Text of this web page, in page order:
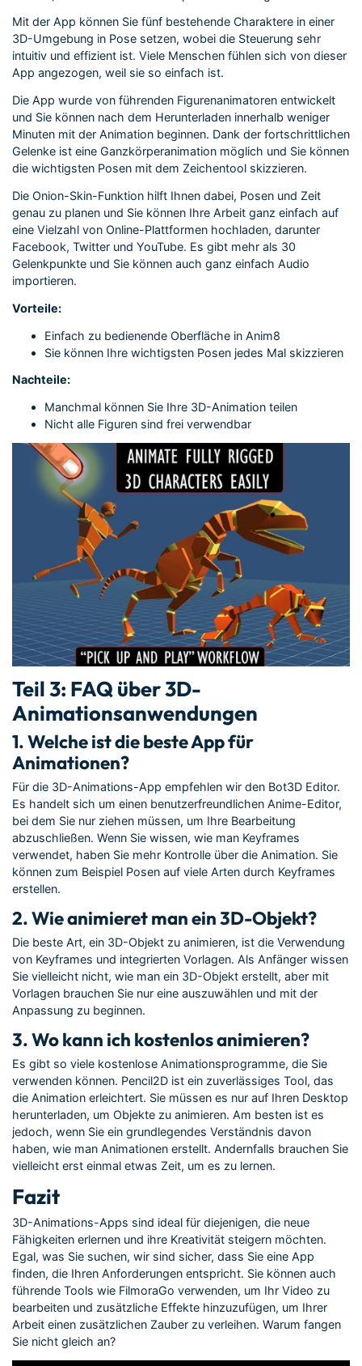
Mit der App können Sie fünf bestehende Charaktere in einer
3D-Umgebung in Pose setzen, wobei die Steuerung sehr
intuitiv und effizient ist. Viele Menschen fühlen sich von dieser
App angezogen, weil sie so einfach ist.
Die App wurde von führenden Figurenanimatoren entwickelt
und Sie können nach dem Herunterladen innerhalb weniger
Minuten mit der Animation beginnen. Dank der fortschrittlichen
Gelenke ist eine Ganzkörperanimation möglich und Sie können
die wichtigsten Posen mit dem Zeichentool skizzieren.
Die Onion-Skin-Funktion hilft Ihnen dabei, Posen und Zeit
genau zu planen und Sie können Ihre Arbeit ganz einfach auf
eine Vielzahl von Online-Plattformen hochladen, darunter
Facebook, Twitter und YouTube. Es gibt mehr als 30
Gelenkpunkte und Sie können auch ganz einfach Audio
importieren.
Vorteile:
Einfach zu bedienende Oberfläche in Anim8
Sie können Ihre wichtigsten Posen jedes Mal skizzieren
Nachteile:
Manchmal können Sie Ihre 3D-Animation teilen
Nicht alle Figuren sind frei verwendbar
Teil 3: FAQ über 3D-
Animationsanwendungen
1. Welche ist die beste App für
Animationen?
Für die 3D-Animations-App empfehlen wir den Bot3D Editor.
Es handelt sich um einen benutzerfreundlichen Anime-Editor,
bei dem Sie nur ziehen müssen, um Ihre Bearbeitung
abzuschließen. Wenn Sie wissen, wie man Keyframes
verwendet, haben Sie mehr Kontrolle über die Animation. Sie
können zum Beispiel Posen auf viele Arten durch Keyframes
erstellen.
2. Wie animieret man ein 3D-Objekt?
Die beste Art, ein 3D-Objekt zu animieren, ist die Verwendung
von Keyframes und integrierten Vorlagen. Als Anfänger wissen
Sie vielleicht nicht, wie man ein 3D-Objekt erstellt, aber mit
Vorlagen brauchen Sie nur eine auszuwählen und mit der
Anpassung zu beginnen.
3. Wo kann ich kostenlos animieren?
Es gibt so viele kostenlose Animationsprogramme, die Sie
verwenden können. Pencil2D ist ein zuverlässiges Tool, das
die Animation erleichtert. Sie müssen es nur auf Ihren Desktop
herunterladen, um Objekte zu animieren. Am besten ist es
jedoch, wenn Sie ein grundlegendes Verständnis davon
haben, wie man Animationen erstellt. Andernfalls brauchen Sie
vielleicht erst einmal etwas Zeit, um es zu lernen.
Fazit
3D-Animations-Apps sind ideal für diejenigen, die neue
Fähigkeiten erlernen und ihre Kreativität steigern möchten.
Egal, was Sie suchen, wir sind sicher, dass Sie eine App
finden, die Ihren Anforderungen entspricht. Sie können auch
führende Tools wie FilmoraGo verwenden, um Ihr Video zu
bearbeiten und zusätzliche Effekte hinzuzufügen, um Ihrer
Arbeit einen zusätzlichen Zauber zu verleihen. Warum fangen
Sie nicht gleich an?